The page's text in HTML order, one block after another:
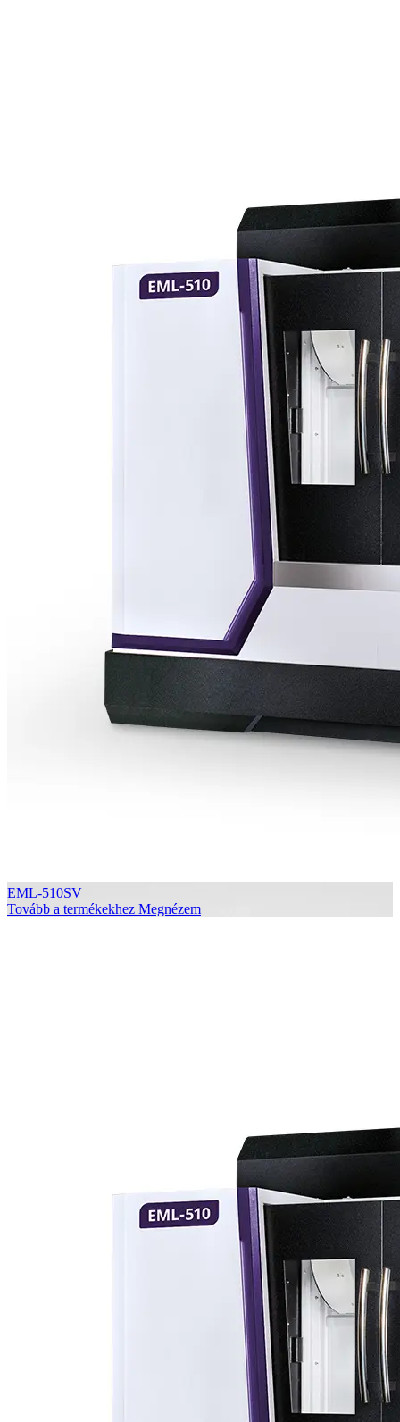
EML-510SV
Tovább a termékekhez Megnézem